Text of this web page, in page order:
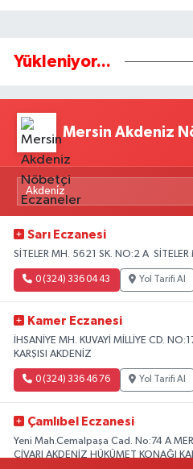
Yükleniyor...
Mersin Akdeniz
Sarı Eczanesi
SİTELER MH. 5621 SK. NO:2 A
0 (324) 336 04 43 Yol Tarifi Al
Kamer Eczanesi
İHSANİYE MH. KUVAYİ MİLLİYE CD.
KARŞISI AKDENİZ
0 (324) 336 46 76 Yol Tarifi Al
Çamlıbel Eczanesi
Yeni Mah.Cemalpaşa Cad. No:74 A
CİVARI AKDENİZ HÜKÜMET KONAĞI